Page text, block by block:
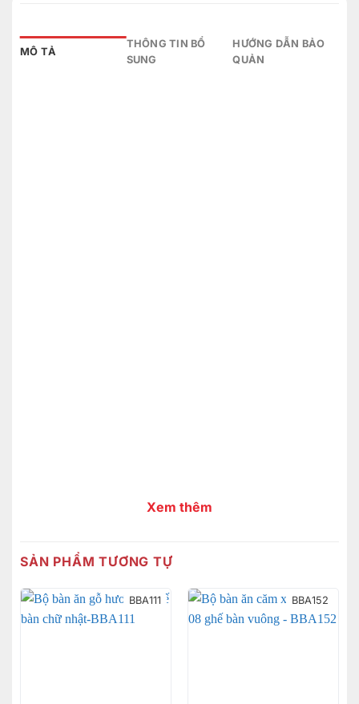
MÔ TẢ
THÔNG TIN BỔ
SUNG
HƯỚNG DẪN BẢO
QUẢN
Xem thêm
SẢN PHẨM TƯƠNG TỰ
BBA111 BBA152